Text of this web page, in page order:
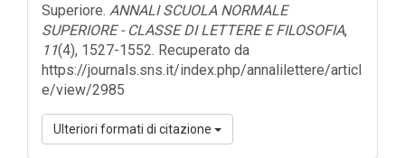
Superiore. ANNALI SCUOLA NORMALE
SUPERIORE - CLASSE DI LETTERE E FILOSOFIA,
11(4), 1527-1552. Recuperato da
https://journals.sns.it/index.php/annalilettere/articl
e/view/2985
Ulteriori formati di citazione